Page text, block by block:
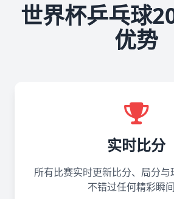
世界杯乒乓球
优势
实时比分
所有比赛实时更新比分、局分与
不错过任何精彩瞬间